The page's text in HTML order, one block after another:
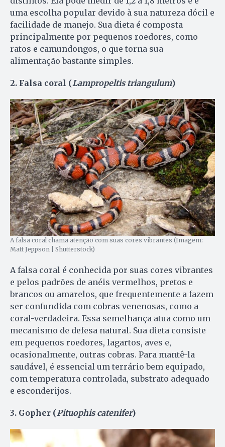
uma escolha popular devido à sua natureza dócil e
facilidade de manejo. Sua dieta é composta
principalmente por pequenos roedores, como
ratos e camundongos, o que torna sua
alimentação bastante simples.
2. Falsa coral ( Lampropeltis triangulum)
A falsa coral chama atenção com suas cores vibrantes (Imagem:
Matt Jeppson | Shutterstock)
A falsa coral é conhecida por suas cores vibrantes
e pelos padrões de anéis vermelhos, pretos e
brancos ou amarelos, que frequentemente a fazem
ser confundida com cobras venenosas, como a
coral-verdadeira. Essa semelhança atua como um
mecanismo de defesa natural. Sua dieta consiste
em pequenos roedores, lagartos, aves e,
ocasionalmente, outras cobras. Para mantê-la
saudável, é essencial um terrário bem equipado,
com temperatura controlada, substrato adequado
e esconderijos.
3. Gopher (Pituophis catenifer)